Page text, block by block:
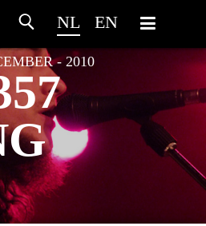
NL EN
- 2010